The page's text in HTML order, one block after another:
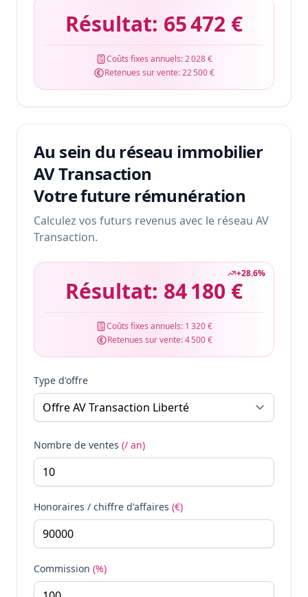
Résultat: 65 472 €
Coûts fixes annuels:2 028 €
Retenues sur vente:22 500 €
Au sein du réseau immobilier
AV Transaction
Votre future rémunération
Calculez vos futurs revenus avec le réseau AV
Transaction.
+28.6%
Résultat: 84 180 €
Coûts fixes annuels: 1 320 €
Retenues sur vente:4 500 €
Type d'offre
Nombre de ventes (/ an)
Honoraires / chiffre d'affaires (€)
Commission (%)